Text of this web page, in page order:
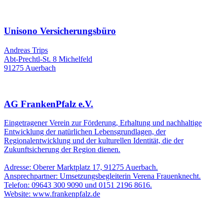
Unisono Versicherungsbüro
Andreas Trips
Abt-Prechtl-St. 8 Michelfeld
91275 Auerbach
AG FrankenPfalz e.V.
Eingetragener Verein zur Förderung, Erhaltung und nachhaltige
Entwicklung der natürlichen Lebensgrundlagen, der
Regionalentwicklung und der kulturellen Identität, die der
Zukunftsicherung der Region dienen.
Adresse: Oberer Marktplatz 17, 91275 Auerbach.
Ansprechpartner: Umsetzungsbegleiterin Verena Frauenknecht.
Telefon: 09643 300 9090 und 0151 2196 8616.
Website: www.frankenpfalz.de